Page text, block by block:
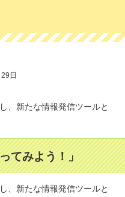
日
、新たな情報発信ツールと
てみよう！」
、新たな情報発信ツールと